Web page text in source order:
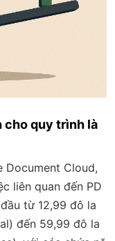
cho quy trình là
Document Cloud,
liên quan đến PD
từ 12,99 đô la
đến 59,99 đô la